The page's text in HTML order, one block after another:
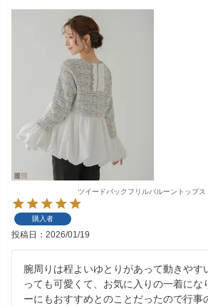
ツイードバックフリルバルーントップス
購入者
投稿日 2026/01/19
腕周りは程よいゆとりがあって動きやす
っても可愛くて、お気に入りの一着にな
ーにもおすすめとのことだったので行事